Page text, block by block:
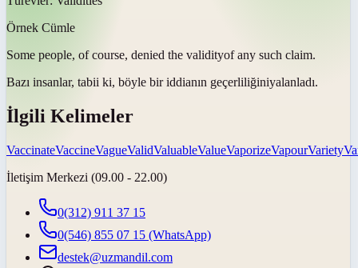
Örnek Cümle
Some people, of course, denied the validityof any such claim.
Bazı insanlar, tabii ki, böyle bir iddianın geçerliliğiniyalanladı.
İlgili Kelimeler
VaccinateVaccineVagueValidValuableValueVaporizeVapourVariety
İletişim Merkezi (09.00 - 22.00)
0(312) 911 37 15
0(546) 855 07 15 (WhatsApp)
destek@uzmandil.com